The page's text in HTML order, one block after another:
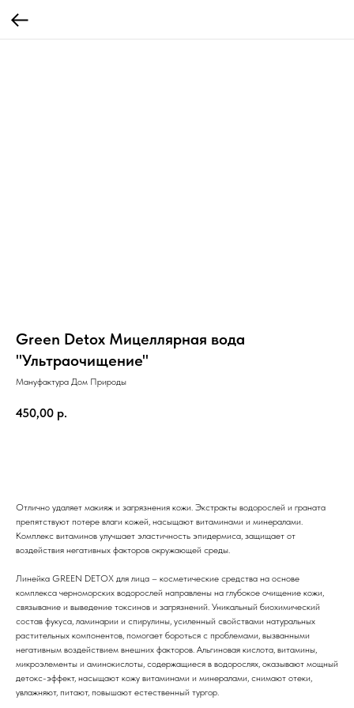
Green Detox Мицеллярная вода
"Ультраочищение"
Мануфактура Дом Природы
450,00 р.
Отлично удаляет макияж и загрязнения кожи. Экстракты водорослей и граната
препятствуют потере влаги кожей, насыщают витаминами и минералами.
Комплекс витаминов улучшает эластичность эпидермиса, защищает от
воздействия негативных факторов окружающей среды.
Линейка GREEN DETOX для лица – косметические средства на основе
комплекса черноморских водорослей направлены на глубокое очищение кожи,
связывание и выведение токсинов и загрязнений. Уникальный биохимический
состав фукуса, ламинарии и спирулины, усиленный свойствами натуральных
растительных компонентов, помогает бороться с проблемами, вызванными
негативным воздействием внешних факторов. Альгиновая кислота, витамины,
микроэлементы и аминокислоты, содержащиеся в водорослях, оказывают мощный
детокс-эффект, насыщают кожу витаминами и минералами, снимают отеки,
увлажняют, питают, повышают естественный тургор.